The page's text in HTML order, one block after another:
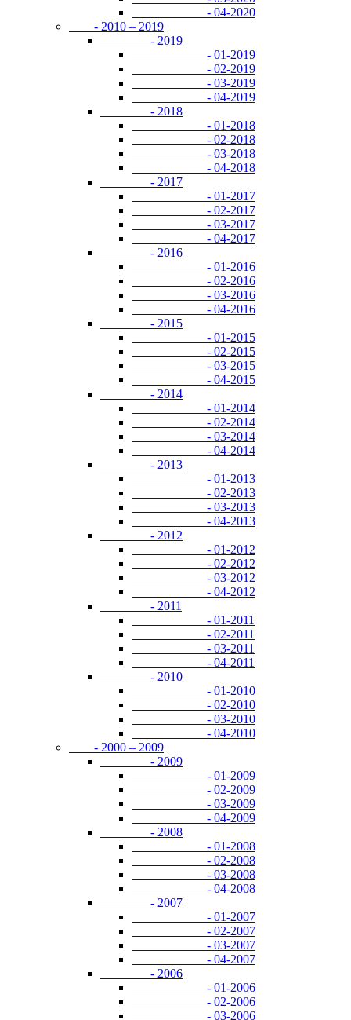
- 04-2020
- 2010 – 2019
- 2019
- 01-2019
- 02-2019
- 03-2019
- 04-2019
- 2018
- 01-2018
- 02-2018
- 03-2018
- 04-2018
- 2017
- 01-2017
- 02-2017
- 03-2017
- 04-2017
- 2016
- 01-2016
- 02-2016
- 03-2016
- 04-2016
- 2015
- 01-2015
- 02-2015
- 03-2015
- 04-2015
- 2014
- 01-2014
- 02-2014
- 03-2014
- 04-2014
- 2013
- 01-2013
- 02-2013
- 03-2013
- 04-2013
- 2012
- 01-2012
- 02-2012
- 03-2012
- 04-2012
- 2011
- 01-2011
- 02-2011
- 03-2011
- 04-2011
- 2010
- 01-2010
- 02-2010
- 03-2010
- 04-2010
- 2000 – 2009
- 2009
- 01-2009
- 02-2009
- 03-2009
- 04-2009
- 2008
- 01-2008
- 02-2008
- 03-2008
- 04-2008
- 2007
- 01-2007
- 02-2007
- 03-2007
- 04-2007
- 2006
- 01-2006
- 02-2006
- 03-2006